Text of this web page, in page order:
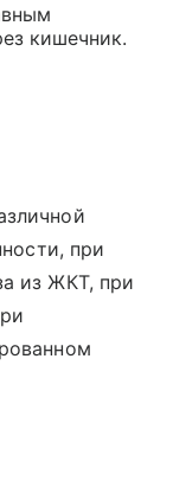
кишечник.
при
из ЖКТ, при